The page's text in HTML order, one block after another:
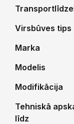
Virsbūves tips
Marka
Modelis
Modifikācija
Tehniskā
līdz